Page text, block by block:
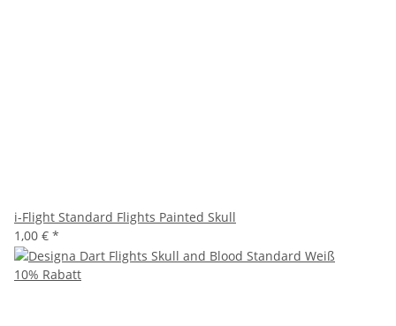
i-Flight Standard Flights Painted Skull
1,00 € *
10% Rabatt